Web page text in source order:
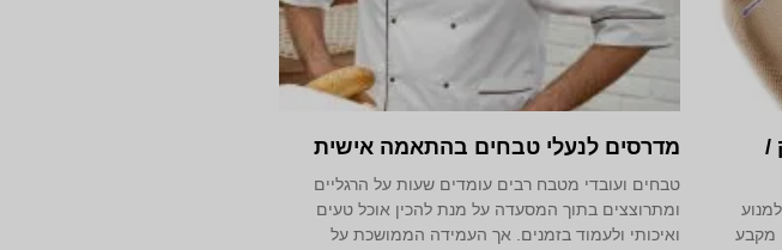
/
מקבע
מדרסים לנעלי טבחים בהתאמה אישית
טבחים ועובדי מטבח רבים עומדים שעות על הרגליים
ומתרוצצים בתוך המסעדה על מנת להכין אוכל טעים
ואיכותי ולעמוד בזמנים. אך העמידה הממושכת על